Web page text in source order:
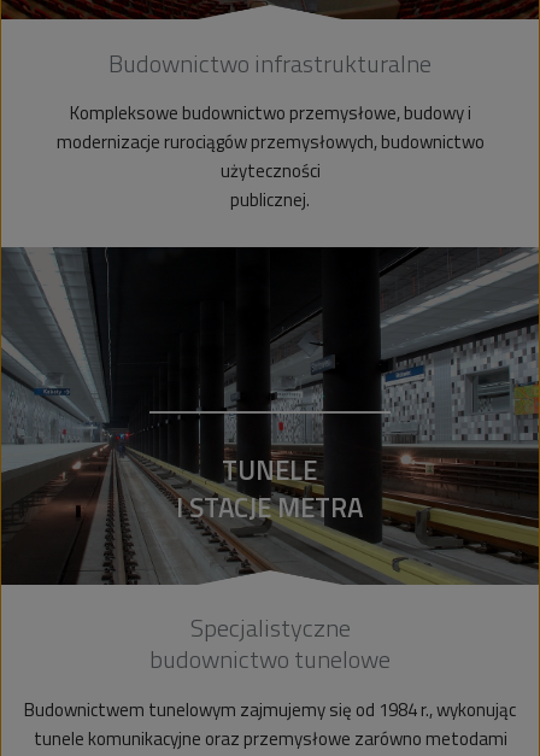
Budownictwo infrastrukturalne
Kompleksowe budownictwo przemysłowe, budowy i
modernizacje rurociągów przemysłowych, budownictwo
użyteczności
publicznej.
TUNELE
I STACJE METRA
Specjalistyczne
budownictwo tunelowe
Budownictwem tunelowym zajmujemy się od 1984 r., wykonując
tunele komunikacyjne oraz przemysłowe zarówno metodami